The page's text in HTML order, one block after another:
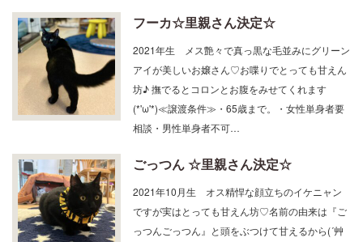
フーカ☆里親さん決定☆
2021年生 メス艶々で真っ黒な毛並みにグリーン
アイが美しいお嬢さん♡お喋りでとっても甘えん
坊♪ 撫でるとコロンとお腹をみせてくれます
(*'ω'*)≪譲渡条件≫・65歳まで。・女性単身者要
相談・男性単身者不可…
ごっつん ☆里親さん決定☆
2021年10月生 オス精悍な顔立ちのイケニャン
ですが実はとっても甘えん坊♡名前の由来は『ご
っつんごっつん』と頭をぶつけて甘えるから(´艸